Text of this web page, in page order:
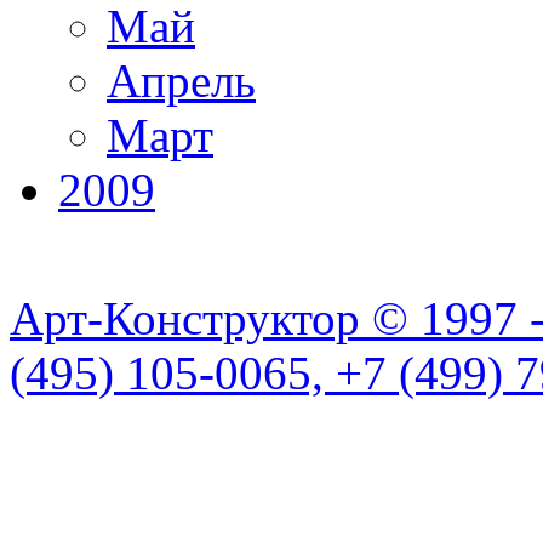
Май
Апрель
Март
2009
Арт-Конструктор © 1997
(495) 105-0065, +7 (499)